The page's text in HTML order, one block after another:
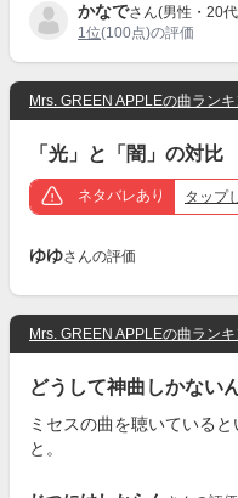
かなでさん(男性・20
1位(100点)の評価
Mrs. GREEN APPLEの曲ラン
「光」と「闇」の対比
ネタバレあり タップ
ゆゆさんの評価
Mrs. GREEN APPLEの曲ラン
どうして神曲しかない
ミセスの曲を聴いている
と。